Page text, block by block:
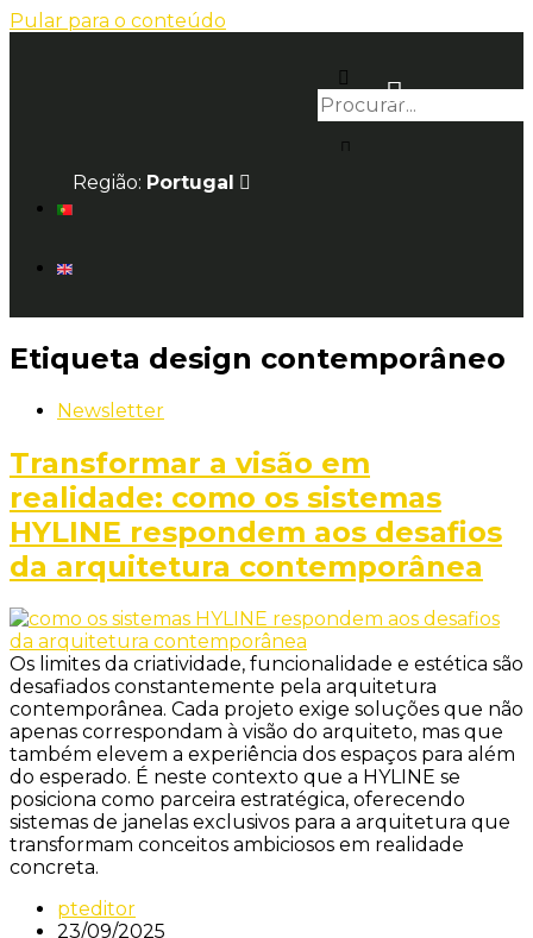
Pular para o conteúdo
Região: Portugal
Etiqueta design contemporâneo
Newsletter
Transformar a visão em
realidade: como os sistemas
HYLINE respondem aos desafios
da arquitetura contemporânea
Os limites da criatividade, funcionalidade e estética são
desafiados constantemente pela arquitetura
contemporânea. Cada projeto exige soluções que não
apenas correspondam à visão do arquiteto, mas que
também elevem a experiência dos espaços para além
do esperado. É neste contexto que a HYLINE se
posiciona como parceira estratégica, oferecendo
sistemas de janelas exclusivos para a arquitetura que
transformam conceitos ambiciosos em realidade
concreta.
pteditor
23/09/2025